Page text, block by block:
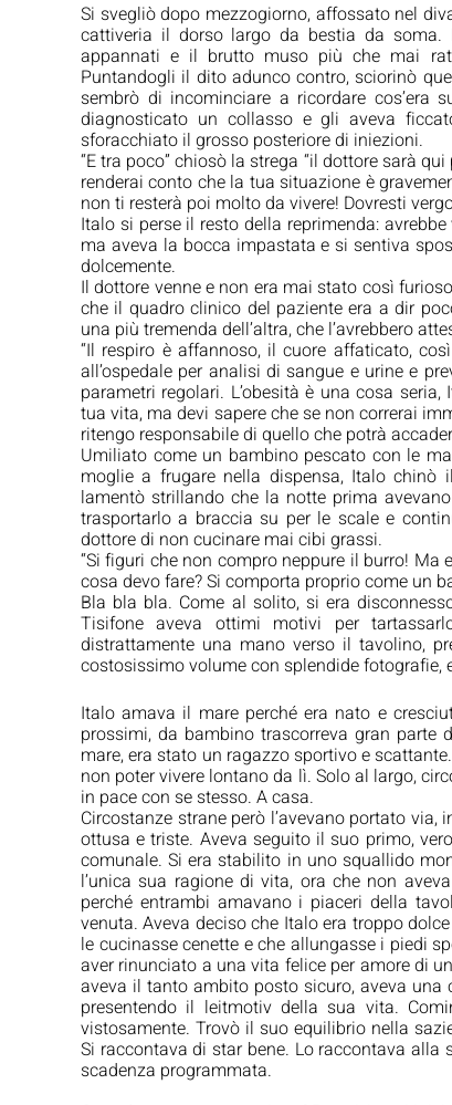
Si svegliò dopo mezzogiorno, affossato nel
cattiveria il dorso largo da bestia da
appannati e il brutto muso più che mai
Puntandogli il dito adunco contro, sciorinò
sembrò di incominciare a ricordare cos’era
diagnosticato un collasso e gli aveva
sforacchiato il grosso posteriore di iniezioni.
“E tra poco” chiosò la strega “il dottore sarà
renderai conto che la tua situazione è
non ti resterà poi molto da vivere! Dovresti
Italo si perse il resto della reprimenda:
ma aveva la bocca impastata e si sentiva
dolcemente.
Il dottore venne e non era mai stato così
che il quadro clinico del paziente era a dir
una più tremenda dell’altra, che l’avrebbero
“Il respiro è affannoso, il cuore affaticato,
all’ospedale per analisi di sangue e urine e
parametri regolari. L’obesità è una cosa
tua vita, ma devi sapere che se non correrai
ritengo responsabile di quello che potrà
Umiliato come un bambino pescato con le
moglie a frugare nella dispensa, Italo
lamentò strillando che la notte prima
trasportarlo a braccia su per le scale e
dottore di non cucinare mai cibi grassi.
“Si figuri che non compro neppure il burro!
cosa devo fare? Si comporta proprio come un
Bla bla bla. Come al solito, si era
Tisifone aveva ottimi motivi per
distrattamente una mano verso il tavolino,
costosissimo volume con splendide fotografie,
Italo amava il mare perché era nato e
prossimi, da bambino trascorreva gran parte
mare, era stato un ragazzo sportivo e
non poter vivere lontano da lì. Solo al largo,
in pace con se stesso. A casa.
Circostanze strane però l’avevano portato
ottusa e triste. Aveva seguito il suo primo,
comunale. Si era stabilito in uno squallido
l’unica sua ragione di vita, ora che non
perché entrambi amavano i piaceri della
venuta. Aveva deciso che Italo era troppo
le cucinasse cenette e che allungasse i piedi
aver rinunciato a una vita felice per amore di
aveva il tanto ambito posto sicuro, aveva
presentendo il leitmotiv della sua vita.
vistosamente. Trovò il suo equilibrio nella
Si raccontava di star bene. Lo raccontava
scadenza programmata.